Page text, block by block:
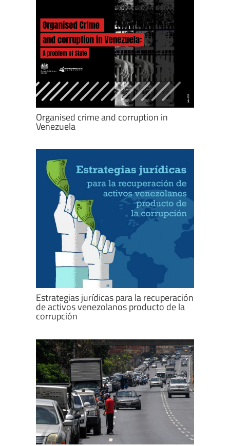
Organised crime and corruption in
Venezuela
Estrategias jurídicas para la recuperación
de activos venezolanos producto de la
corrupción